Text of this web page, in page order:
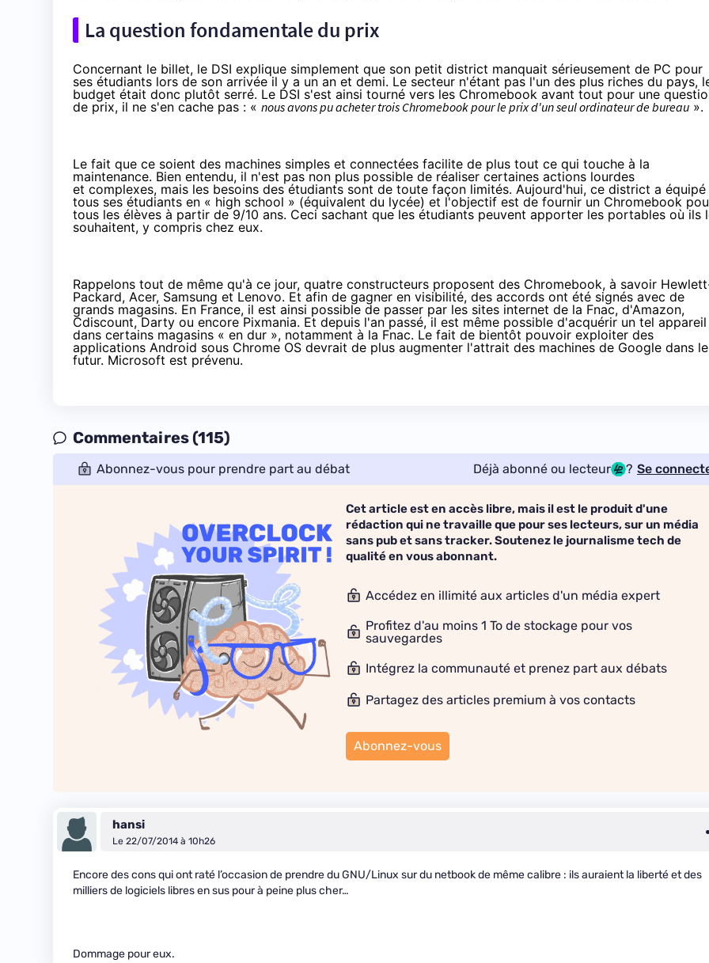
La question fondamentale du prix
Concernant le billet, le DSI explique simplement que son petit district manquait sérieusement de PC pour
ses étudiants lors de son arrivée il y a un an et demi. Le secteur n'étant pas l'un des plus riches du pays,
budget était donc plutôt serré. Le DSI s'est ainsi tourné vers les Chromebook avant tout pour une
de prix, il ne s'en cache pas : « nous avons pu acheter trois Chromebook pour le prix d'un seul ordinateur de bureau ».
Le fait que ce soient des machines simples et connectées facilite de plus tout ce qui touche à la
maintenance. Bien entendu, il n'est pas non plus possible de réaliser certaines actions lourdes
et complexes, mais les besoins des étudiants sont de toute façon limités. Aujourd'hui, ce district a équipé
tous ses étudiants en « high school » (équivalent du lycée) et l'objectif est de fournir un Chromebook
tous les élèves à partir de 9/10 ans. Ceci sachant que les étudiants peuvent apporter les portables où ils
souhaitent, y compris chez eux.
Rappelons tout de même qu'à ce jour, quatre constructeurs proposent des Chromebook, à savoir
Packard, Acer, Samsung et Lenovo. Et afin de gagner en visibilité, des accords ont été signés avec de
grands magasins. En France, il est ainsi possible de passer par les sites internet de la Fnac, d'Amazon,
Cdiscount,Darty ou encore Pixmania. Et depuis l'an passé, il est même possible d'acquérir un tel appareil
dans certains magasins « en dur », notamment à la Fnac. Le fait de bientôt pouvoir exploiter des
applications Android sous Chrome OS devrait de plus augmenter l'attrait des machines de Google dans le
futur. Microsoft est prévenu.
Commentaires (115)
Abonnez-vous pour prendre part au débat Déjà abonné ou lecteur ? Se
Cet article est en accès libre, mais il est le produit d'une
rédaction qui ne travaille que pour ses lecteurs, sur un média
sans pub et sans tracker. Soutenez le journalisme tech de
qualité en vous abonnant.
Accédez en illimité aux articles d'un média expert
Profitez d'au moins 1 To de stockage pour vos
sauvegardes
Intégrez la communauté et prenez part aux débats
Partagez des articles premium à vos contacts
Abonnez-vous
hansi
Le 22/07/2014 à 10h26
Encore des cons qui ont raté l’occasion de prendre du GNU/Linux sur du netbook de même calibre : ils auraient la liberté et des
milliers de logiciels libres en sus pour à peine plus cher…
Dommage pour eux.